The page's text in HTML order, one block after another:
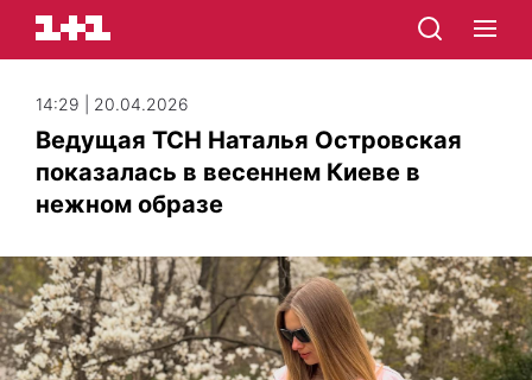
14:29 | 20.04.2026
Ведущая ТСН Наталья Островская
показалась в весеннем Киеве в
нежном образе